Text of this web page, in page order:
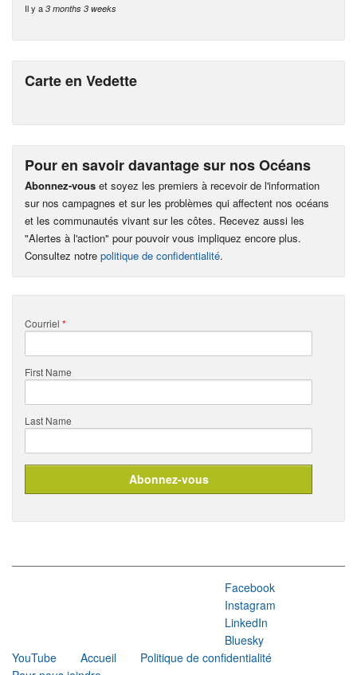
Il y a 3 months 3 weeks
Carte en Vedette
Pour en savoir davantage sur nos Océans
Abonnez-vous et soyez les premiers à recevoir de l'information
sur nos campagnes et sur les problèmes qui affectent nos océans
et les communautés vivant sur les côtes. Recevez aussi les
"Alertes à l'action" pour pouvoir vous impliquez encore plus.
Consultez notre politique de confidentialité.
Courriel *
First Name
Last Name
Facebook
Instagram
LinkedIn
Bluesky
YouTube
Accueil
Politique de confidentialité